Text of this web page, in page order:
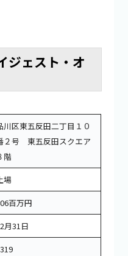
ジェスト・オ
川区東五反田二丁目１０
２号 東五反田スクエア
階
場
百万円
月31日